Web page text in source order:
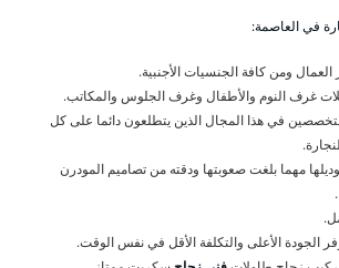
في العاصمة:
ومن كافة الجنسيات الأجنبية.
غرف النوم والأطفال وغرف الجلوس والمكاتب.
في هذا المجال الذين يتطلعون دائما على كل
مهما بلغت صعوبتها ودقته من تصاميم المودرن
الجودة الأعلى والتكلفة الأقل في نفس الوقت.